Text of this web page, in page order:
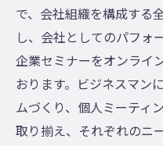
で、会社組織を構成する
し、会社としてのパフォ
企業セミナーをオンライ
おります。ビジネスマン
ムづくり、個人ミーティ
取り揃え、それぞれのニ